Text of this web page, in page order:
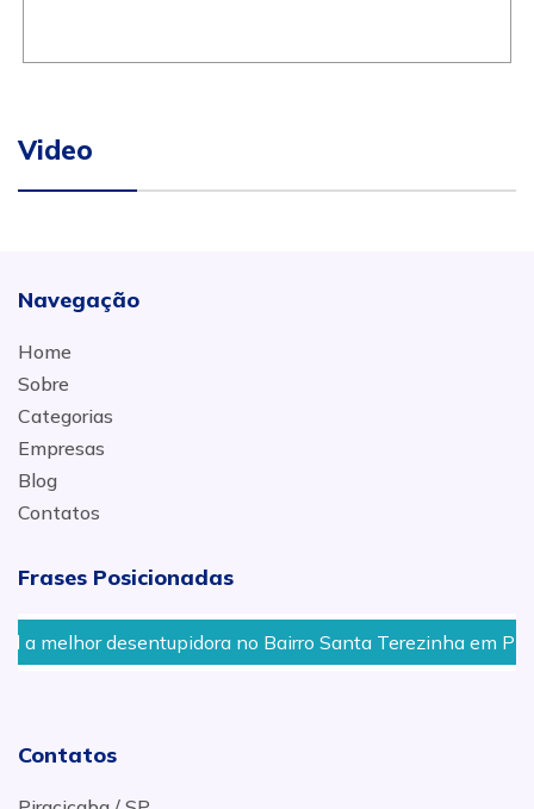
Video
Navegação
Home
Sobre
Categorias
Empresas
Blog
Contatos
Frases Posicionadas
desentupidora no Bairro Santa Terezinha em
Contatos